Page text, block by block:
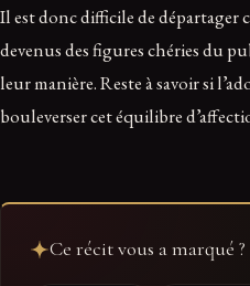
Il est donc difficile de départager
devenus des figures chéries du
leur manière. Reste à savoir si
bouleverser cet équilibre
Ce récit vous a marqué ?